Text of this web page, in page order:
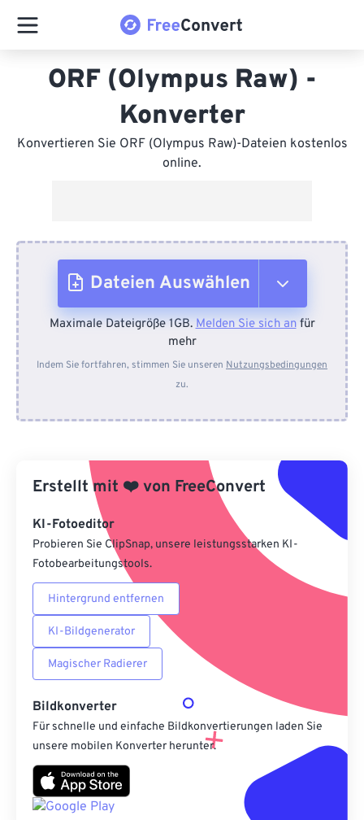
ORF (Olympus Raw) -
Konverter
Konvertieren Sie ORF (Olympus Raw)-Dateien kostenlos
online.
Dateien Auswählen
Vom Gerät
Von Dropbox
Von URL
Maximale Dateigröße 1GB.Melden Sie sich anfür
mehr
Indem Sie fortfahren, stimmen Sie unseren Nutzungsbedingungen
zu.
Erstellt mit ❤️von FreeConvert
KI-Fotoeditor
Probieren Sie ClipSnap, unsere leistungsstarken KI-
Fotobearbeitungstools.
Hintergrund entfernen
KI-Bildgenerator
Magischer Radierer
Bildkonverter
Für schnelle und einfache Bildkonvertierungen laden Sie
unsere mobilen Konverter herunter.